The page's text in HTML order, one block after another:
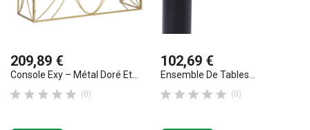
209,89 €
Console Exy – Métal Doré Et...
     (0)
102,69 €
Ensemble De Tables...
     (0)